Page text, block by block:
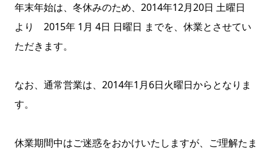
年末年始は、冬休みのため、2014年12月20日 土曜日
より 2015年 1月 4日 日曜日 までを、休業とさせてい
ただきます。
なお、通常営業は、2014年1月6日火曜日からとなりま
す。
休業期間中はご迷惑をおかけいたしますが、ご理解たま